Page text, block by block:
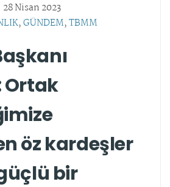
28 Nisan 2023
,GÜNDEM,TBMM
Ortak
öz kardeşler
bir